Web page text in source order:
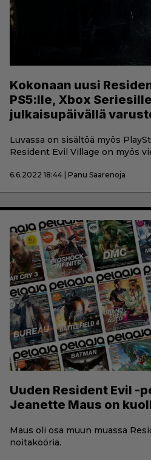
Kokonaan uusi
PS5:lle, Xbox
julkaisupäivällä
Luvassa on sisältöä myös
Resident Evil Village on myös
6.6.2022 18:44 | Panu Saarenoja
Uuden Resident Evil -
Jeanette Maus on
Maus oli osa muun muassa
noitakööriä.